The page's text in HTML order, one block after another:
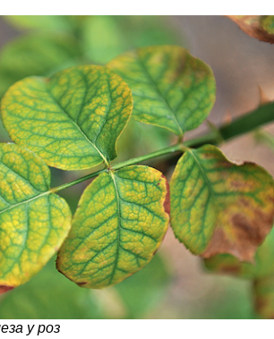
у роз